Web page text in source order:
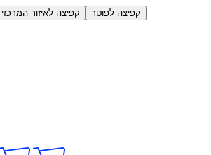
קפיצה לאיזור המרכזי
קפיצה לפוטר